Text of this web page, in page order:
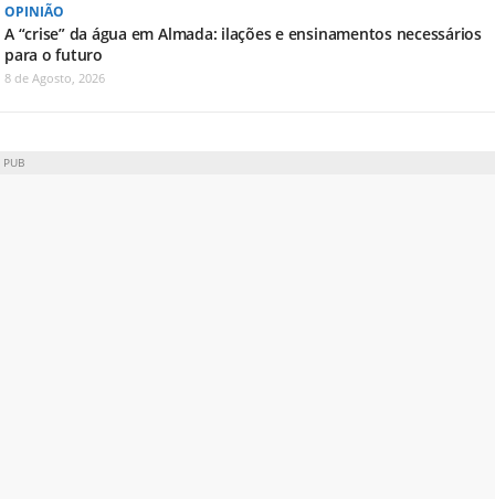
OPINIÃO
A “crise” da água em Almada: ilações e ensinamentos necessários
para o futuro
8 de Agosto, 2026
PUB